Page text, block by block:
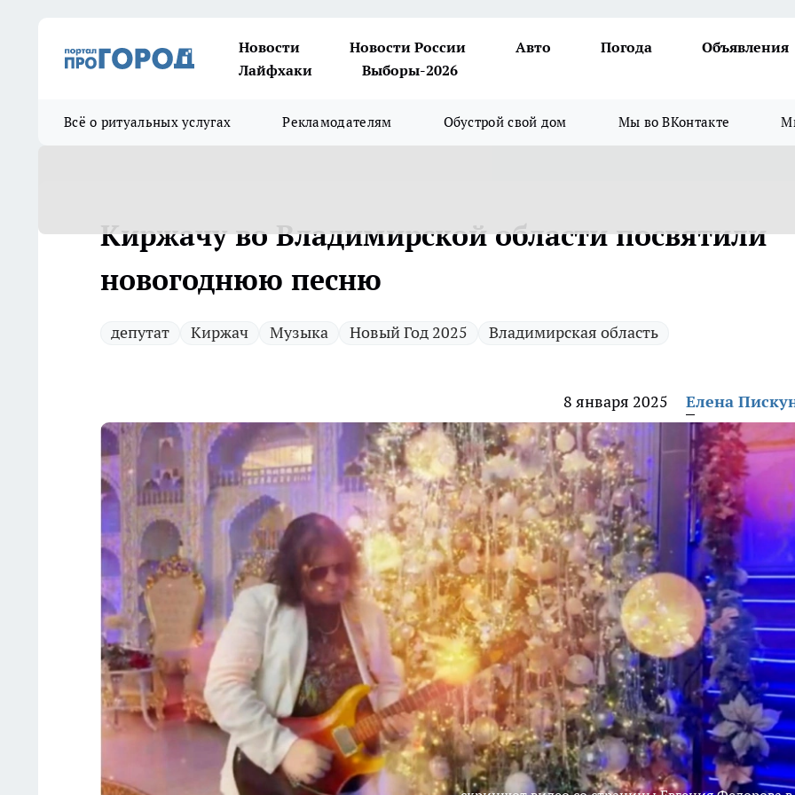
Новости Новости России Авто Погода
Объявления
Лайфхаки
Выборы-2026
Всё о ритуальных услугах Рекламодателям Обустрой свой дом Мы во ВКонтакте
Киржачу во Владимирской области посвятили
новогоднюю песню
депутат Киржач Музыка Новый Год 2025 Владимирская область
8 января 2025 Елена